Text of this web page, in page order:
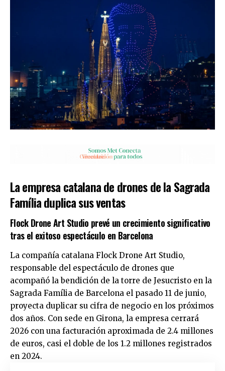
La empresa catalana de drones de la Sagrada
Família duplica sus ventas
Flock Drone Art Studio prevé un crecimiento significativo
tras el exitoso espectáculo en Barcelona
La compañía catalana Flock Drone Art Studio,
responsable del espectáculo de drones que
acompañó la bendición de la torre de Jesucristo en la
Sagrada Família de Barcelona el pasado 11 de junio,
proyecta duplicar su cifra de negocio en los próximos
dos años. Con sede en Girona, la empresa cerrará
2026 con una facturación aproximada de 2.4 millones
de euros, casi el doble de los 1.2 millones registrados
en 2024.